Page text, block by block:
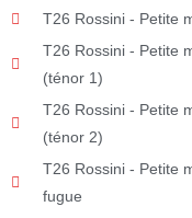
T26 Rossini - Petite
T26 Rossini - Petite
(ténor 1)
T26 Rossini - Petite
(ténor 2)
T26 Rossini - Petite
fugue